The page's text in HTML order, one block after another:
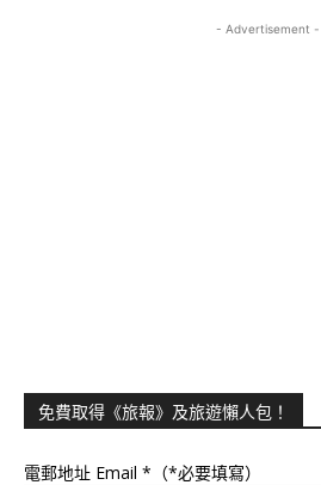
- Advertisement -
免費取得《旅報》及旅遊懶人包！
電郵地址 Email *（*必要填寫）